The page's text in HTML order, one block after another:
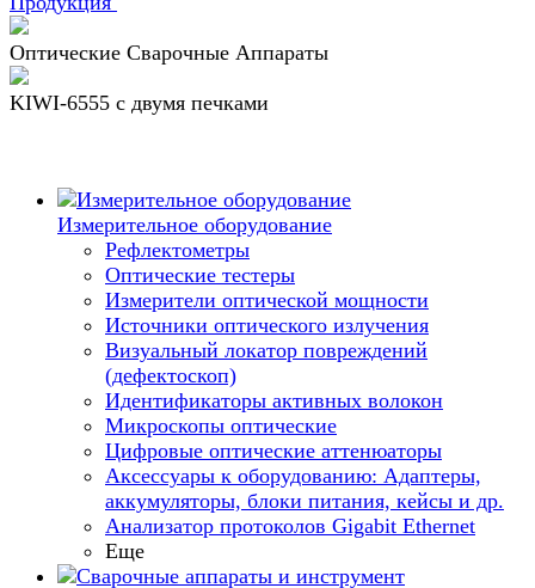
Оптические Сварочные Аппараты
KIWI-6555 c двумя печками
Измерительное оборудование
Рефлектометры
Оптические тестеры
Измерители оптической мощности
Источники оптического излучения
Визуальный локатор повреждений
(дефектоскоп)
Идентификаторы активных волокон
Микроскопы оптические
Цифровые оптические аттенюаторы
Аксессуары к оборудованию: Адаптеры,
аккумуляторы, блоки питания, кейсы и др.
Анализатор протоколов Gigabit Ethernet
Еще